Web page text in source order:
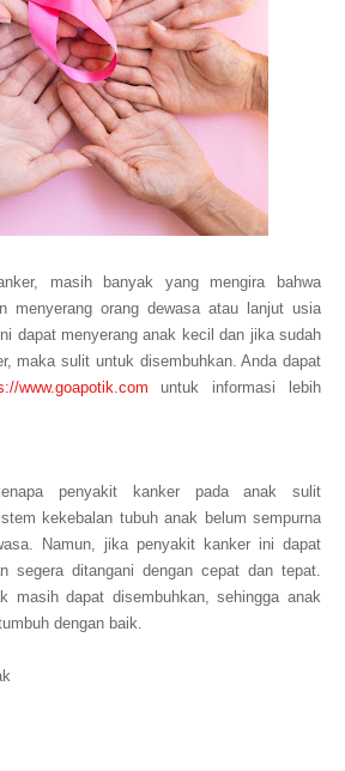
masih banyak yang mengira bahwa
menyerang orang dewasa atau lanjut usia
dapat menyerang anak kecil dan jika sudah
maka sulit untuk disembuhkan. Anda dapat
www.goapotik.comuntuk informasi lebih
penyakit kanker pada anak sulit
kekebalan tubuh anak belum sempurna
Namun, jika penyakit kanker ini dapat
segera ditangani dengan cepat dan tepat.
masih dapat disembuhkan, sehingga anak
dengan baik.